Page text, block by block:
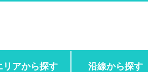
リアから探す 沿線から探す